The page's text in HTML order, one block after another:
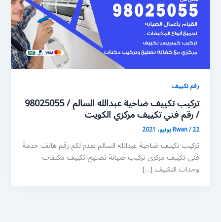
رقم تكييف
تركيب تكييف ضاحية عبدالله السالم / 98025055
/ رقم فني تكييف مركزي الكويت
Rwan/22 يونيو، 2021
تركيب تكييف ضاحية عبدالله السالم نقدم لكم رقم هاتف خدمة
فني تكييف مركزي تركيب صيانة تصليح تكييف مكيفات
وحدات التكييف […]